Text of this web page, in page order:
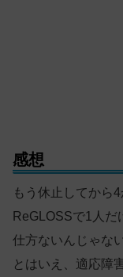
感想
もう休止してから
ReGLOSSで1人だ
仕方ないんじゃな
とはいえ、適応障